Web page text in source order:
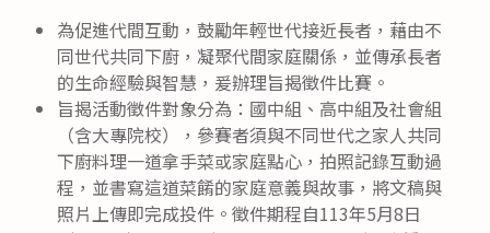
為促進代間互動，鼓勵年輕世代接近長者，藉由不
同世代共同下廚，凝聚代間家庭關係，並傳承長者
的生命經驗與智慧，爰辦理旨揭徵件比賽。
旨揭活動徵件對象分為：國中組、高中組及社會組
（含大專院校），參賽者須與不同世代之家人共同
下廚料理一道拿手菜或家庭點心，拍照記錄互動過
程，並書寫這道菜餚的家庭意義與故事，將文稿與
照片上傳即完成投件。徵件期程自113年5月8日